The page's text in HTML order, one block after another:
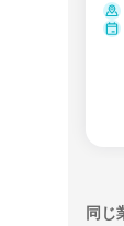
ム
同じ